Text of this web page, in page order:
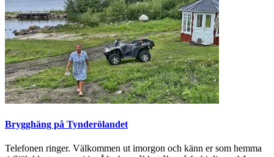
Brygghäng på Tynderölandet
Telefonen ringer. Välkommen ut imorgon och känn er som hemma